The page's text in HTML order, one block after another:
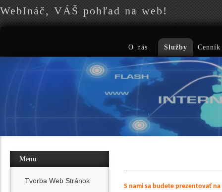
WebInáč, VÁŠ pohľad na web!
O nás Služby Cenník
Menu
Tvorba Web Stránok
S nami sa budete prezentovať